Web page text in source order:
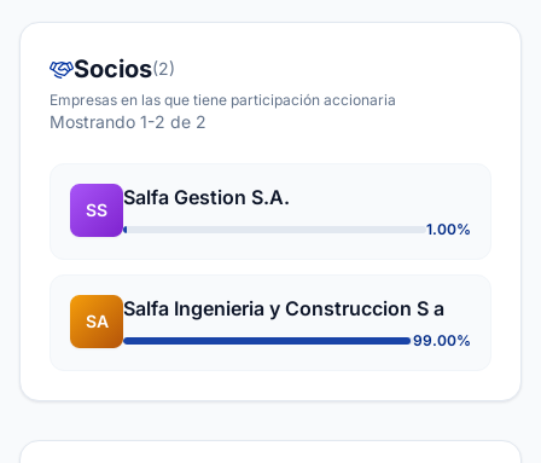
Socios(2)
Empresas en las que tiene participación accionaria
Mostrando 1-2 de 2
SS
Salfa Gestion S.A.
1.00%
SA
Salfa Ingenieria y Construccion S a
99.00%